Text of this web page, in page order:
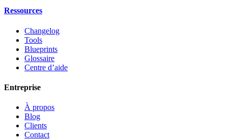
Ressources
Changelog
Tools
Blueprints
Glossaire
Centre d’aide
Entreprise
À propos
Blog
Clients
Contact